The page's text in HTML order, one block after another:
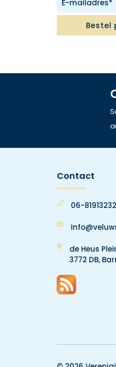
Bestel
Contact
06-81913232
de Heus
3772 DB,